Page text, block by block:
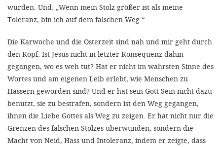
wurden. Und: „Wenn mein Stolz größer ist als meine
Toleranz, bin ich auf dem falschen Weg.“
Die Karwoche und die Osterzeit sind nah und mir geht durch
den Kopf: Ist Jesus nicht in letzter Konsequenz dahin
gegangen, wo es weh tut? Hat er nicht im wahrsten Sinne des
Wortes und am eigenen Leib erlebt, wie Menschen zu
Hassern geworden sind? Und er hat sein Gott-Sein nicht dazu
benutzt, sie zu bestrafen, sondern ist den Weg gegangen,
ihnen die Liebe Gottes als Weg zu zeigen. Er hat nicht nur die
Grenzen des falschen Stolzes überwunden, sondern die
Macht von Neid, Hass und Intoleranz, indem er zeigte, dass